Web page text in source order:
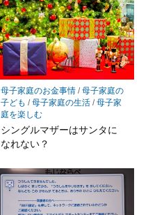
母子家庭のお金事情/母子家庭の
子ども /母子家庭の生活/母子家
庭を楽しむ
シングルマザーはサンタに
なれない？